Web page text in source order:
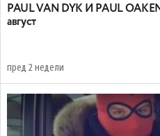
PAUL VAN DYK И PAUL
август
пред 2 недели